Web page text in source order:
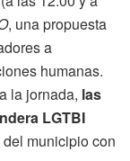
, una propuesta
a
humanas.
la jornada, las
LGTBI
municipio con